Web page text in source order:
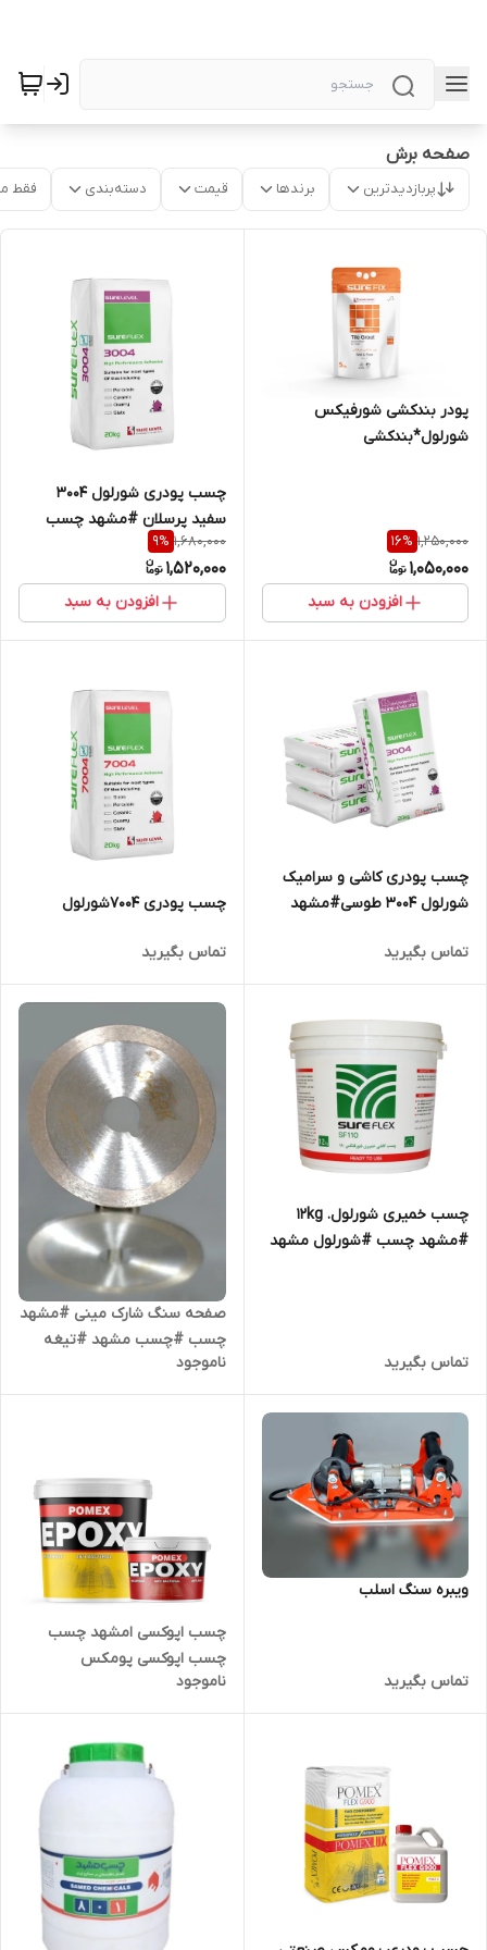
صفحه برش
پربازدیدترین برندها قیمت دسته‌بندی فقط
پودر بندکشی شورفیکس
شورلول*بندکشی
1,250,000
16%
1,050,000
افزودن به سبد
چسب پودری شورلول 3004
سفید پرسلان #مشهد چسب
1,680,000
9%
1,520,000
افزودن به سبد
چسب پودری کاشی و سرامیک
شورلول 3004 طوسی#مشهد
تماس بگیرید
چسب پودری 7004شورلول
تماس بگیرید
چسب خمیری شورلول. 12kg
#مشهد چسب #شورلول مشهد
تماس بگیرید
صفحه سنگ شارک مینی #مشهد
چسب #چسب مشهد #تیغه
برش
ناموجود
ویبره سنگ اسلب
تماس بگیرید
چسب اپوکسی امشهد چسب
چسب اپوکسی پومکس
ناموجود